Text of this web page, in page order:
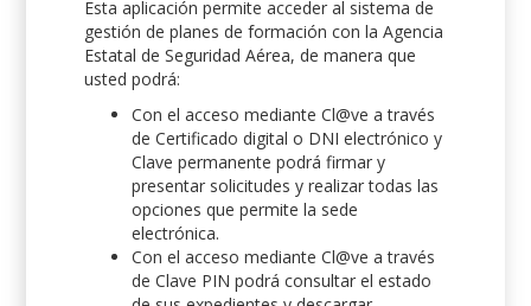
Esta aplicación permite acceder al sistema de
gestión de planes de formación con la Agencia
Estatal de Seguridad Aérea, de manera que
usted podrá:
Con el acceso mediante Cl@ve a través
de Certificado digital o DNI electrónico y
Clave permanente podrá firmar y
presentar solicitudes y realizar todas las
opciones que permite la sede
electrónica.
Con el acceso mediante Cl@ve a través
de Clave PIN podrá consultar el estado